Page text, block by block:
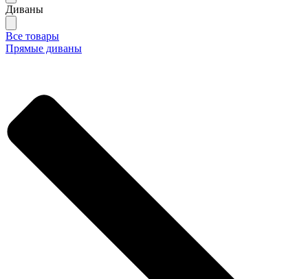
Диваны
Все товары
Прямые диваны